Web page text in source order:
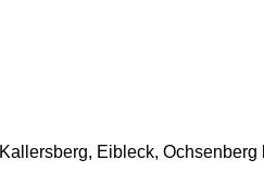
Kallersberg, Eibleck,